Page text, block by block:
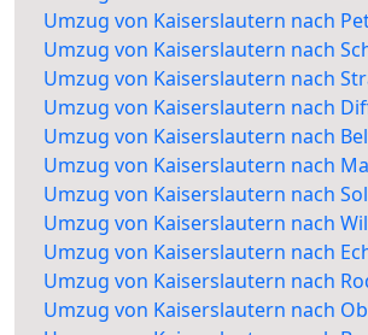
Umzug von Kaiserslautern nach
Umzug von Kaiserslautern nach
Umzug von Kaiserslautern nach
Umzug von Kaiserslautern nach
Umzug von Kaiserslautern nach
Umzug von Kaiserslautern nach
Umzug von Kaiserslautern nach
Umzug von Kaiserslautern nach
Umzug von Kaiserslautern nach
Umzug von Kaiserslautern nach
Umzug von Kaiserslautern nach